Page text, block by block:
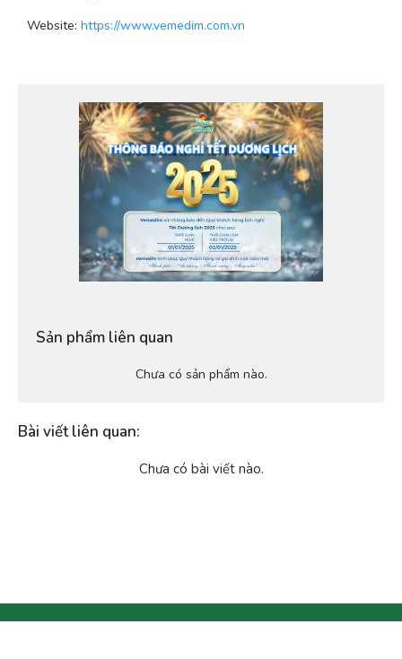
Website: https://www.vemedim.com.vn
Sản phẩm liên quan
Chưa có sản phẩm nào.
Bài viết liên quan:
Chưa có bài viết nào.